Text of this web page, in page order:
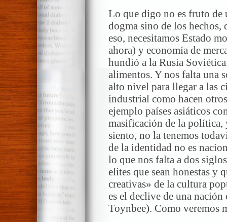
Lo que digo no es fruto
dogma sino de los hechos,
eso, necesitamos Estado
ahora) y economía de
hundió a la Rusia
alimentos. Y nos falta una
alto nivel para llegar a las
industrial como hacen
ejemplo países asiáticos
masificación de la política,
siento, no la tenemos
de la identidad no es
lo que nos falta a dos
elites que sean honestas y
creativas» de la cultura
es el declive de una
Toynbee). Como veremos